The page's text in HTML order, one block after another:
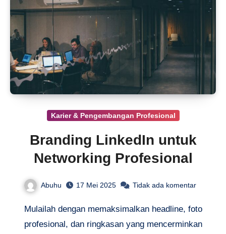
Karier & Pengembangan Profesional
Branding LinkedIn untuk
Networking Profesional
Abuhu 17 Mei 2025 Tidak ada komentar
Mulailah dengan memaksimalkan headline, foto
profesional, dan ringkasan yang mencerminkan